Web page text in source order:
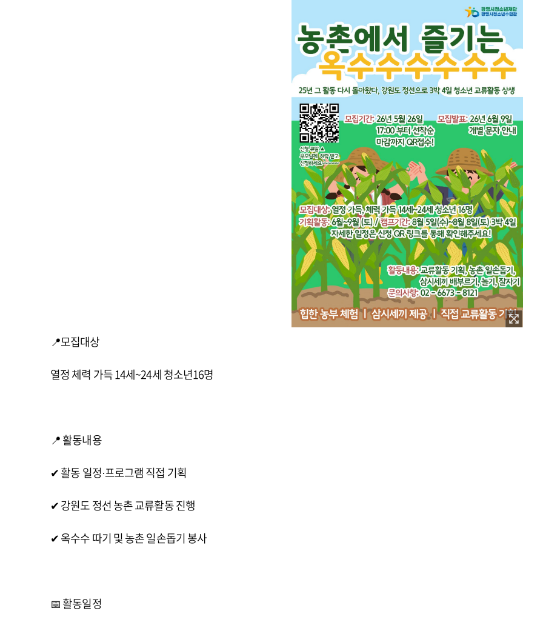
📍모집대상
열정 체력 가득 14세~24세 청소년16명
📍 활동내용
✔ 활동 일정·프로그램 직접 기획
✔ 강원도 정선 농촌 교류활동 진행
✔ 옥수수 따기 및 농촌 일손돕기 봉사
📅 활동일정